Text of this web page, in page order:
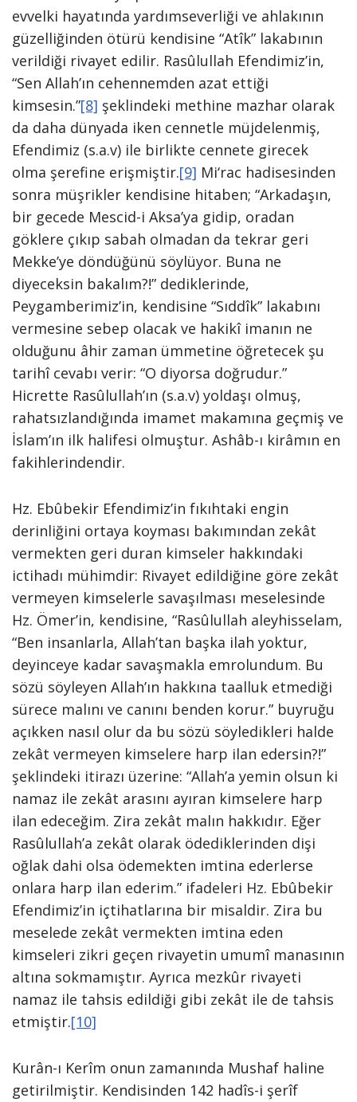
evvelki hayatında yardımseverliği ve ahlakının
güzelliğinden ötürü kendisine “Atîk” lakabının
verildiği rivayet edilir. Rasûlullah Efendimiz’in,
“Sen Allah’ın cehennemden azat ettiği
kimsesin.”[8] şeklindeki methine mazhar olarak
da daha dünyada iken cennetle müjdelenmiş,
Efendimiz (s.a.v) ile birlikte cennete girecek
olma şerefine erişmiştir.[9] Mi‘rac hadisesinden
sonra müşrikler kendisine hitaben; “Arkadaşın,
bir gecede Mescid-i Aksa’ya gidip, oradan
göklere çıkıp sabah olmadan da tekrar geri
Mekke’ye döndüğünü söylüyor. Buna ne
diyeceksin bakalım?!” dediklerinde,
Peygamberimiz’in, kendisine “Sıddîk” lakabını
vermesine sebep olacak ve hakikî imanın ne
olduğunu âhir zaman ümmetine öğretecek şu
tarihî cevabı verir: “O diyorsa doğrudur.”
Hicrette Rasûlullah’ın (s.a.v) yoldaşı olmuş,
rahatsızlandığında imamet makamına geçmiş ve
İslam’ın ilk halifesi olmuştur. Ashâb-ı kirâmın en
fakihlerindendir.
Hz. Ebûbekir Efendimiz’in fıkıhtaki engin
derinliğini ortaya koyması bakımından zekât
vermekten geri duran kimseler hakkındaki
ictihadı mühimdir: Rivayet edildiğine göre zekât
vermeyen kimselerle savaşılması meselesinde
Hz. Ömer’in, kendisine, “Rasûlullah aleyhisselam,
“Ben insanlarla, Allah’tan başka ilah yoktur,
deyinceye kadar savaşmakla emrolundum. Bu
sözü söyleyen Allah’ın hakkına taalluk etmediği
sürece malını ve canını benden korur.” buyruğu
açıkken nasıl olur da bu sözü söyledikleri halde
zekât vermeyen kimselere harp ilan edersin?!”
şeklindeki itirazı üzerine: “Allah’a yemin olsun ki
namaz ile zekât arasını ayıran kimselere harp
ilan edeceğim. Zira zekât malın hakkıdır. Eğer
Rasûlullah’a zekât olarak ödediklerinden dişi
oğlak dahi olsa ödemekten imtina ederlerse
onlara harp ilan ederim.” ifadeleri Hz. Ebûbekir
Efendimiz’in içtihatlarına bir misaldir. Zira bu
meselede zekât vermekten imtina eden
kimseleri zikri geçen rivayetin umumî manasının
altına sokmamıştır. Ayrıca mezkûr rivayeti
namaz ile tahsis edildiği gibi zekât ile de tahsis
etmiştir.[10]
Kurân-ı Kerîm onun zamanında Mushaf haline
getirilmiştir. Kendisinden 142 hadîs-i şerîf